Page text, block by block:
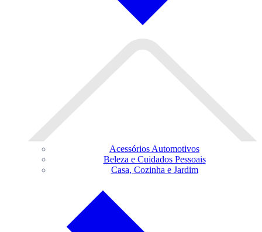
Acessórios Automotivos
Beleza e Cuidados Pessoais
Casa, Cozinha e Jardim